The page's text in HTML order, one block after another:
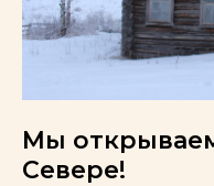
Мы
Севере!